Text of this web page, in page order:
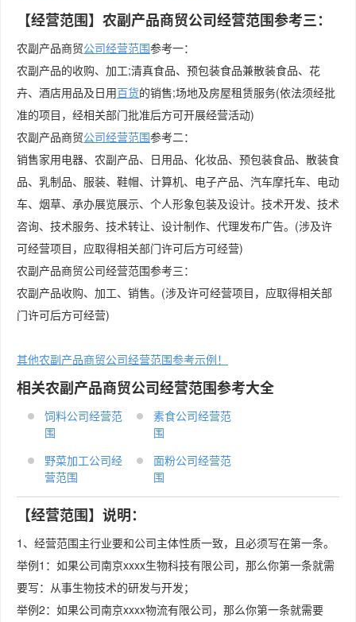
【经营范围】农副产品商贸公司经营范围参考三：
农副产品商贸公司经营范围参考一：
农副产品的收购、加工;清真食品、预包装食品兼散装食品、花
卉、酒店用品及日用百货的销售;场地及房屋租赁服务(依法须经批
准的项目，经相关部门批准后方可开展经营活动)
农副产品商贸公司经营范围参考二：
销售家用电器、农副产品、日用品、化妆品、预包装食品、散装食
品、乳制品、服装、鞋帽、计算机、电子产品、汽车摩托车、电动
车、烟草、承办展览展示、个人形象包装及设计。技术开发、技术
咨询、技术服务、技术转让、设计制作、代理发布广告。(涉及许
可经营项目，应取得相关部门许可后方可经营)
农副产品商贸公司经营范围参考三：
农副产品收购、加工、销售。(涉及许可经营项目，应取得相关部
门许可后方可经营)
其他农副产品商贸公司经营范围参考示例！
相关农副产品商贸公司经营范围参考大全
饲料公司经营范
围
素食公司经营范
围
野菜加工公司经
营范围
面粉公司经营范
围
【经营范围】说明：
1、经营范围主行业要和公司主体性质一致，且必须写在第一条。
举例1：如果公司南京xxxx生物科技有限公司，那么你第一条就需
要写：从事生物技术的研发与开发；
举例2：如果公司南京xxxx物流有限公司，那么你第一条就需要